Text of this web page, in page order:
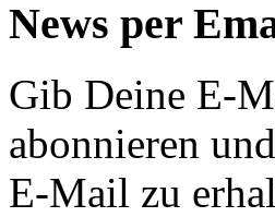
News per
Gib Deine E-
abonnieren
E-Mail zu